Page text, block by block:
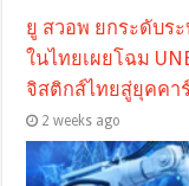
ยู สวอพ ยกระดับร
ในไทยเผยโฉม
จิสติกส์ไทยสู่ยุคคา
2 weeks ago